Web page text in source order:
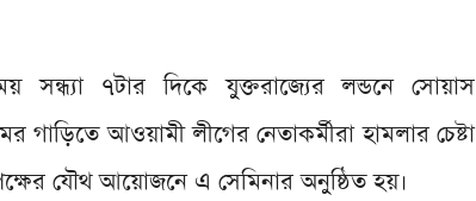
সন্ধ্যা ৭টার দিকে যুক্তরাজ্যের লন্ডনে সোয়াস
আওয়ামী লীগের নেতাকর্মীরা হামলার চেষ্টা
যৌথ আয়োজনে এ সেমিনার অনুষ্ঠিত হয়।